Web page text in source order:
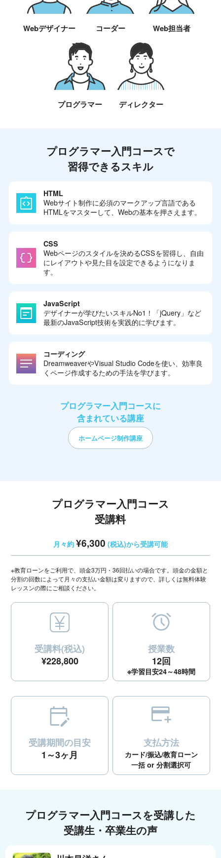
Webデザイナー コーダー Web担当者
プログラマー ディレクター
プログラマー入門コースで
習得できるスキル
HTML
Webサイト制作に必須のマークアップ言語である
HTMLをマスターして、Webの基本を押さえます。
CSS
Webページのスタイルを決めるCSSを習得し、自由
にレイアウトや見た目を設定できるようになりま
す。
JavaScript
デザイナーが学びたいスキルNo1！「jQuery」など
最新のJavaScript技術を実践的に学びます。
コーディング
DreamweaverやVisual Studio Codeを使い、効率良
くページ作成するための手法を学びます。
プログラマー入門コースに
含まれている講座
ホームページ制作講座
プログラマー入門コース
受講料
月々約 ¥6,300 (税込)から受講可能
※教育ローンをご利用で、頭金3万円・36回払いの場合です。頭金の金額と
分割の回数によって月々の支払い金額は変りますので、詳しくは無料体験
レッスンの際にご相談ください。
受講料(税込)
¥228,800
授業数
12回
※学習目安24～48時間
受講期間の目安
1～3ヶ月
支払方法
カード/振込/教育ローン
一括 or 分割選択可
プログラマー入門コースを受講した
受講生・卒業生の声